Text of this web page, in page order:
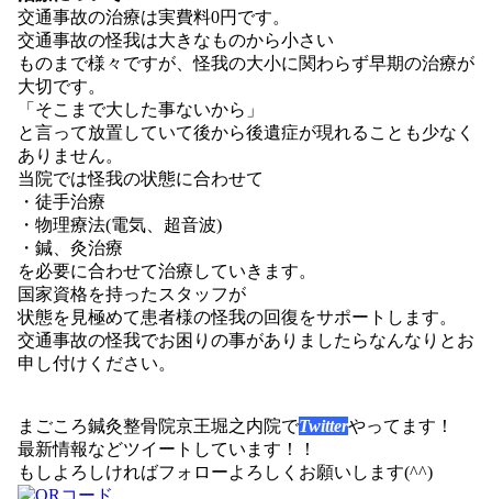
交通事故の治療は実費料0円です。
交通事故の怪我は大きなものから小さい
ものまで様々ですが、怪我の大小に関わらず早期の治療が
大切です。
「そこまで大した事ないから」
と言って放置していて後から後遺症が現れることも少なく
ありません。
当院では怪我の状態に合わせて
・徒手治療
・物理療法(電気、超音波)
・鍼、灸治療
を必要に合わせて治療していきます。
国家資格を持ったスタッフが
状態を見極めて患者様の怪我の回復をサポートします。
交通事故の怪我でお困りの事がありましたらなんなりとお
申し付けください。
まごころ鍼灸整骨院京王堀之内院でTwitterやってます！
最新情報などツイートしています！！
もしよろしければフォローよろしくお願いします(^^)